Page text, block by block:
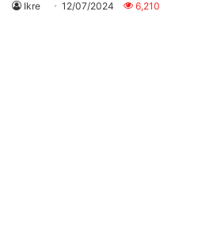
Ikre 12/07/2024 6,210